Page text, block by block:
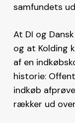
samfundets
At DI og
og at Kolding
af en
historie:
indkøb
rækker ud